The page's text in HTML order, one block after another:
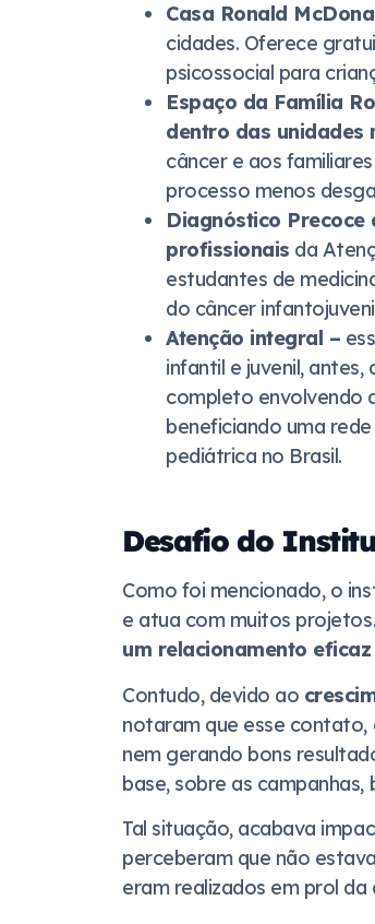
Casa Ronald
cidades. Oferece
psicossocial para
Espaço da Família
dentro das unidades
câncer e aos
processo menos
Diagnóstico
profissionais da
estudantes de
do câncer
Atenção integral –
infantil e juvenil,
completo envolvendo
beneficiando uma
pediátrica no Brasil.
Desafio do
Como foi mencionado, o
e atua com muitos
um relacionamento eficaz
Contudo, devido ao
notaram que esse
nem gerando bons
base, sobre as
Tal situação, acabava
perceberam que não
eram realizados em prol da